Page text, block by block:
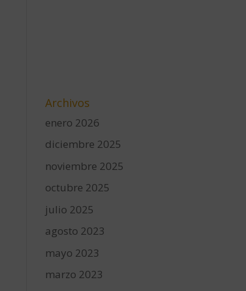
Archivos
enero 2026
diciembre 2025
noviembre 2025
octubre 2025
julio 2025
agosto 2023
mayo 2023
marzo 2023